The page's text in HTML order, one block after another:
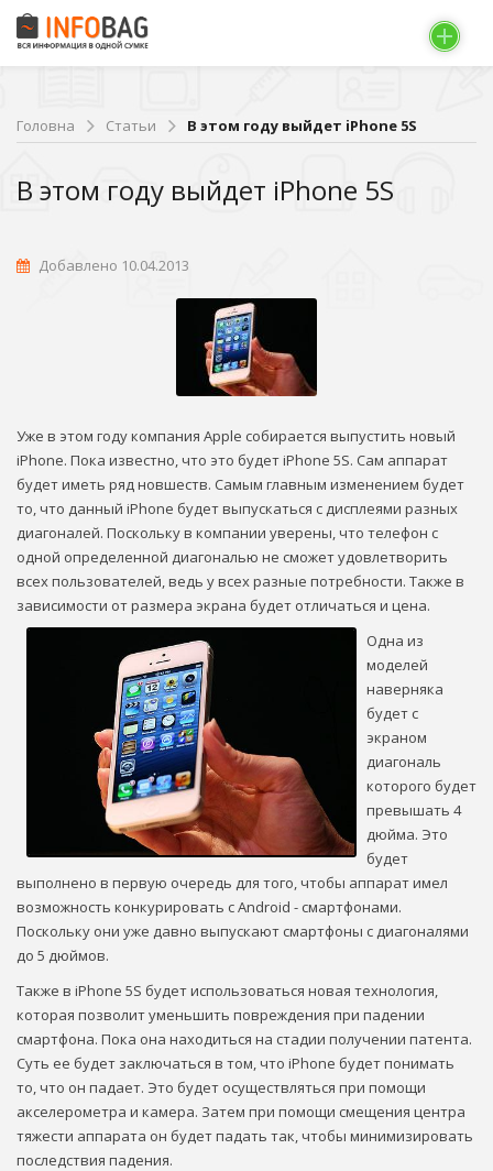
Головна Статьи В этом году выйдет iPhone 5S
В этом году выйдет iPhone 5S
Добавлено 10.04.2013
Уже в этом году компания Apple собирается выпустить новый
iPhonе. Пока известно, что это будет iPhone 5S. Сам аппарат
будет иметь ряд новшеств. Самым главным изменением будет
то, что данный iPhone будет выпускаться с дисплеями разных
диагоналей. Поскольку в компании уверены, что телефон с
одной определенной диагональю не сможет удовлетворить
всех пользователей, ведь у всех разные потребности. Также в
зависимости от размера экрана будет отличаться и цена.
Одна из
моделей
наверняка
будет с
экраном
диагональ
которого будет
превышать 4
дюйма. Это
будет
выполнено в первую очередь для того, чтобы аппарат имел
возможность конкурировать с Android - смартфонами.
Поскольку они уже давно выпускают смартфоны с диагоналями
до 5 дюймов.
Также в iPhone 5S будет использоваться новая технология,
которая позволит уменьшить повреждения при падении
смартфона. Пока она находиться на стадии получении патента.
Суть ее будет заключаться в том, что iPhone будет понимать
то, что он падает. Это будет осуществляться при помощи
акселерометра и камера. Затем при помощи смещения центра
тяжести аппарата он будет падать так, чтобы минимизировать
последствия падения.